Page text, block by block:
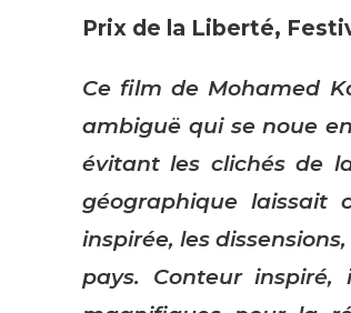
Prix de la Liberté,
Ce film de Mohamed
ambiguë qui se noue
évitant les clichés de
géographique laissait
inspirée, les
pays. Conteur